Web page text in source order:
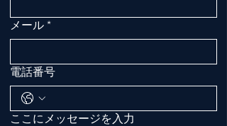
メール *
電話番号
ここにメッセージを入力